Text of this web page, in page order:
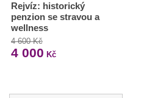
Rejvíz: historický
penzion se stravou a
wellness
4 600 Kč
4 000 Kč